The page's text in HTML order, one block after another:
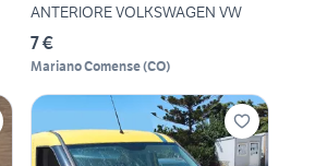
ANTERIORE VOLKSWAGEN VW
7 €
Mariano Comense(CO)